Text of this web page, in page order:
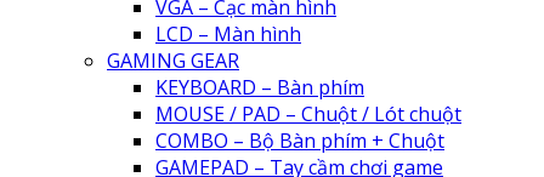
VGA – Cạc màn hình
LCD – Màn hình
GAMING GEAR
KEYBOARD – Bàn phím
MOUSE / PAD – Chuột / Lót chuột
COMBO – Bộ Bàn phím + Chuột
GAMEPAD – Tay cầm chơi game